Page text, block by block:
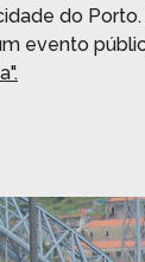
do
evento